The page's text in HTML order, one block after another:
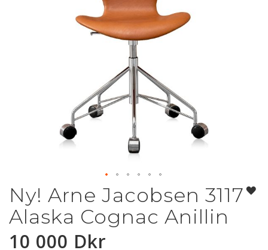
Hoppa
till
början
av
bildgalleriet
Ny! Arne Jacobsen 3117
Alaska Cognac Anillin
10 000 Dkr